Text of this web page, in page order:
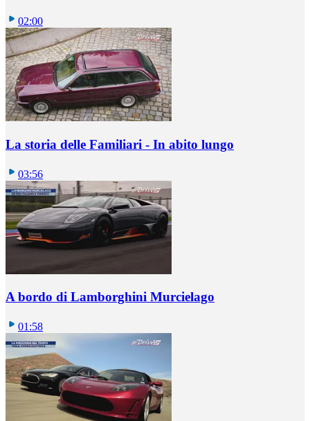
02:00
La storia delle Familiari - In abito lungo
03:56
A bordo di Lamborghini Murcielago
01:58